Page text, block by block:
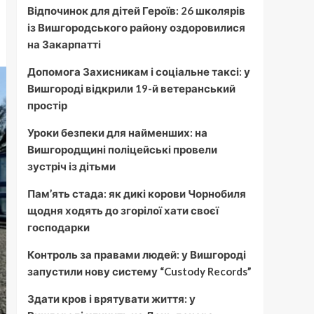
Відпочинок для дітей Героїв: 26 школярів
із Вишгородського району оздоровилися
на Закарпатті
Допомога Захисникам і соціальне таксі: у
Вишгороді відкрили 19-й ветеранський
простір
Уроки безпеки для найменших: на
Вишгородщині поліцейські провели
зустріч із дітьми
Пам’ять стада: як дикі корови Чорнобиля
щодня ходять до згорілої хати своєї
господарки
Контроль за правами людей: у Вишгороді
запустили нову систему “Custody Records”
Здати кров і врятувати життя: у